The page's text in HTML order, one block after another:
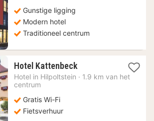
Gunstige ligging
Modern hotel
Traditioneel centrum
Hotel Kattenbeck1
nacht
Hotel in Hilpoltstein · 1.9 km van het
centrum
Gratis Wi-Fi
Fietsverhuur